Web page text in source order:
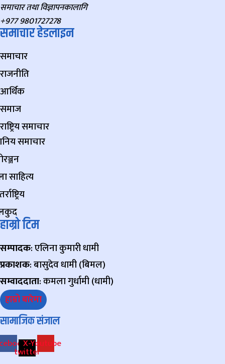
समाचार तथा विज्ञापनकालागि
+977 9801727278
समाचार हेडलाइन
समाचार
राजनीति
आर्थिक
समाज
राष्ट्रिय समाचार
समाचार
साहित्य
हाम्रो टिम
सम्पादक: एलिना कुमारी धामी
प्रकाशक: बासुदेव धामी (बिमल)
सम्वाददाता: कमला गुर्धामी (धामी)
हाम्रो बारेमा
सामाजिक संजाल
X-
twitter
Youtube